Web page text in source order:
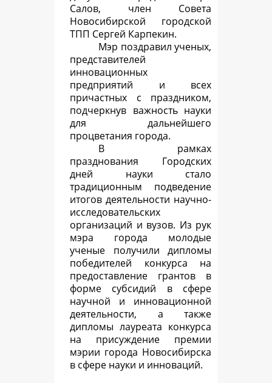
Салов, член Совета
Новосибирской городской
ТПП Сергей Карпекин.
Мэр поздравил ученых,
представителей
инновационных
предприятий и всех
причастных с праздником,
подчеркнув важность науки
для дальнейшего
процветания города.
В рамках
празднования Городских
дней науки стало
традиционным подведение
итогов деятельности научно-
исследовательских
организаций и вузов. Из рук
мэра города молодые
ученые получили дипломы
победителей конкурса на
предоставление грантов в
форме субсидий в сфере
научной и инновационной
деятельности, а также
дипломы лауреата конкурса
на присуждение премии
мэрии города Новосибирска
в сфере науки и инноваций.